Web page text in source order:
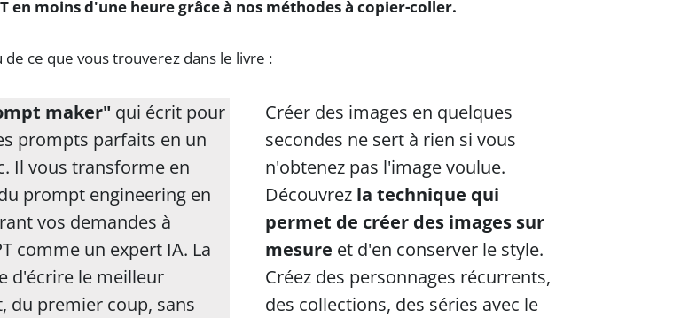
en moins d'une heure grâce à nos méthodes à copier-coller.
de ce que vous trouverez dans le livre :
maker" qui écrit pour
prompts parfaits en un
Il vous transforme en
prompt engineering en
vos demandes à
comme un expert IA. La
d'écrire le meilleur
du premier coup, sans
Créer des images en quelques
secondes ne sert à rien si vous
n'obtenez pas l'image voulue.
Découvrez la technique qui
permet de créer des images sur
mesure et d'en conserver le style.
Créez des personnages récurrents,
des collections, des séries avec le